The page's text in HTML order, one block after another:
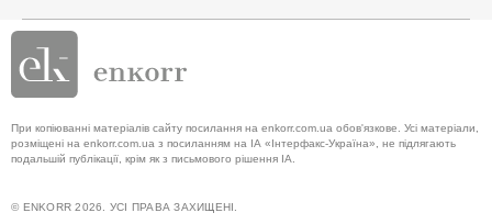
При копіюванні матеріалів сайту посилання на enkorr.com.ua обов'язкове. Усі матеріали,
розміщені на enkorr.com.ua з посиланням на ІА «Інтерфакс-Україна», не підлягають
подальшій публікації, крім як з письмового рішення ІА.
© ENKORR 2026. УСІ ПРАВА ЗАХИЩЕНІ.